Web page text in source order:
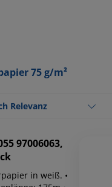
75 g/m²
97006063,
in weiß. •